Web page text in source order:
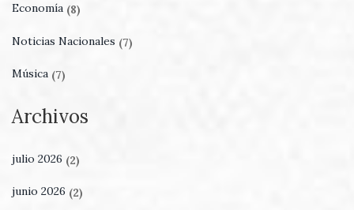
Economía (8)
Noticias Nacionales (7)
Música (7)
Archivos
julio 2026 (2)
junio 2026 (2)